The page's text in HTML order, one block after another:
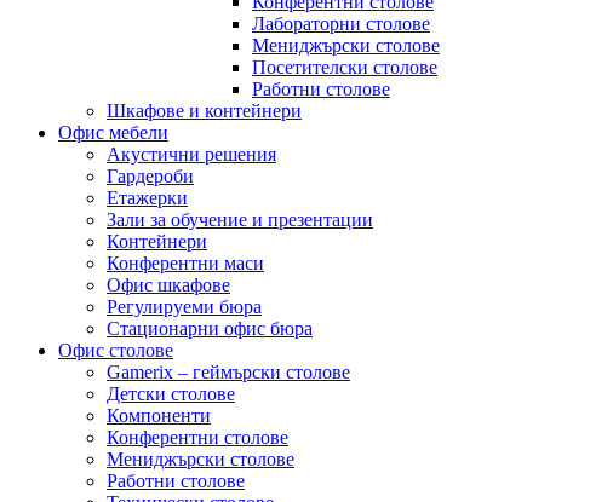
Лабораторни столове
Мениджърски столове
Посетителски столове
Работни столове
Шкафове и контейнери
Офис мебели
Акустични решения
Гардероби
Етажерки
Зали за обучение и презентации
Контейнери
Конферентни маси
Офис шкафове
Регулируеми бюра
Стационарни офис бюра
Офис столове
Gamerix – геймърски столове
Детски столове
Компоненти
Конферентни столове
Мениджърски столове
Работни столове